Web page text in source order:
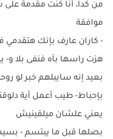
من كدا، أنا كنت مقدمة
موافقة
- كاران عارف بإنك هتقدمي
هزت راسها بآه فنفى بلا
بعيد إنه سايبلهم خبر لو
بإحباط- طيب أعمل أية
يعني علشان ميلقينيش
بصلها قبل ما يبتسم -